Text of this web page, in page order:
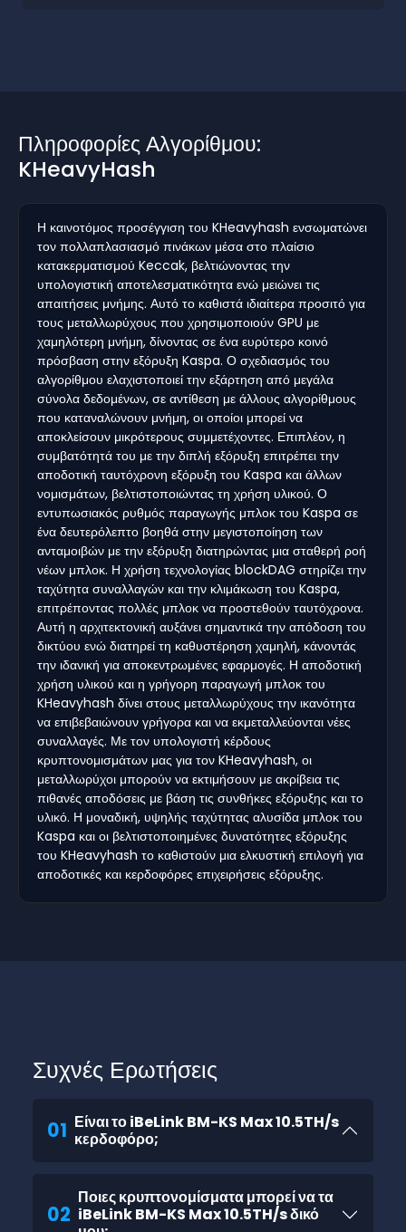
Πληροφορίες Αλγορίθμου:
KHeavyHash
Η καινοτόμος προσέγγιση του KHeavyhash ενσωματώνει
τον πολλαπλασιασμό πινάκων μέσα στο πλαίσιο
κατακερματισμού Keccak, βελτιώνοντας την
υπολογιστική αποτελεσματικότητα ενώ μειώνει τις
απαιτήσεις μνήμης. Αυτό το καθιστά ιδιαίτερα προσιτό για
τους μεταλλωρύχους που χρησιμοποιούν GPU με
χαμηλότερη μνήμη, δίνοντας σε ένα ευρύτερο κοινό
πρόσβαση στην εξόρυξη Kaspa. Ο σχεδιασμός του
αλγορίθμου ελαχιστοποιεί την εξάρτηση από μεγάλα
σύνολα δεδομένων, σε αντίθεση με άλλους αλγορίθμους
που καταναλώνουν μνήμη, οι οποίοι μπορεί να
αποκλείσουν μικρότερους συμμετέχοντες. Επιπλέον, η
συμβατότητά του με την διπλή εξόρυξη επιτρέπει την
αποδοτική ταυτόχρονη εξόρυξη του Kaspa και άλλων
νομισμάτων, βελτιστοποιώντας τη χρήση υλικού. Ο
εντυπωσιακός ρυθμός παραγωγής μπλοκ του Kaspa σε
ένα δευτερόλεπτο βοηθά στην μεγιστοποίηση των
ανταμοιβών με την εξόρυξη διατηρώντας μια σταθερή ροή
νέων μπλοκ. Η χρήση τεχνολογίας blockDAG στηρίζει την
ταχύτητα συναλλαγών και την κλιμάκωση του Kaspa,
επιτρέποντας πολλές μπλοκ να προστεθούν ταυτόχρονα.
Αυτή η αρχιτεκτονική αυξάνει σημαντικά την απόδοση του
δικτύου ενώ διατηρεί τη καθυστέρηση χαμηλή, κάνοντάς
την ιδανική για αποκεντρωμένες εφαρμογές. Η αποδοτική
χρήση υλικού και η γρήγορη παραγωγή μπλοκ του
KHeavyhash δίνει στους μεταλλωρύχους την ικανότητα
να επιβεβαιώνουν γρήγορα και να εκμεταλλεύονται νέες
συναλλαγές. Με τον υπολογιστή κέρδους
κρυπτονομισμάτων μας για τον KHeavyhash, οι
μεταλλωρύχοι μπορούν να εκτιμήσουν με ακρίβεια τις
πιθανές αποδόσεις με βάση τις συνθήκες εξόρυξης και το
υλικό. Η μοναδική, υψηλής ταχύτητας αλυσίδα μπλοκ του
Kaspa και οι βελτιστοποιημένες δυνατότητες εξόρυξης
του KHeavyhash το καθιστούν μια ελκυστική επιλογή για
αποδοτικές και κερδοφόρες επιχειρήσεις εξόρυξης.
Συχνές Ερωτήσεις
01 Είναι το iBeLink BM-KS Max 10.5TH/s
κερδοφόρο;
02
Ποιες κρυπτονομίσματα μπορεί να τα
iBeLink BM-KS Max 10.5TH/s δικό